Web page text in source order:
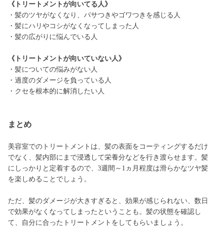
《トリートメントが向いてる人》
・髪のツヤがなくなり、パサつきやゴワつきを感じる人
・髪にハリやコシがなくなってしまった人
・髪の広がりに悩んでいる人
《トリートメントが向いていない人》
・髪についての悩みがない人
・過度のダメージを負っている人
・クセを根本的に解消したい人
まとめ
美容室でのトリートメントは、髪の表面をコーティングするだけ
でなく、髪内部にまで浸透して栄養分などを行き渡らせます。髪
にしっかりと定着するので、3週間～1ヵ月程度は滑らかなツヤ髪
を楽しめることでしょう。
ただ、髪のダメージが大きすぎると、効果が感じられない、数日
で効果がなくなってしまったということも。髪の状態を確認し
て、自分に合ったトリートメントをしてもらいましょう。